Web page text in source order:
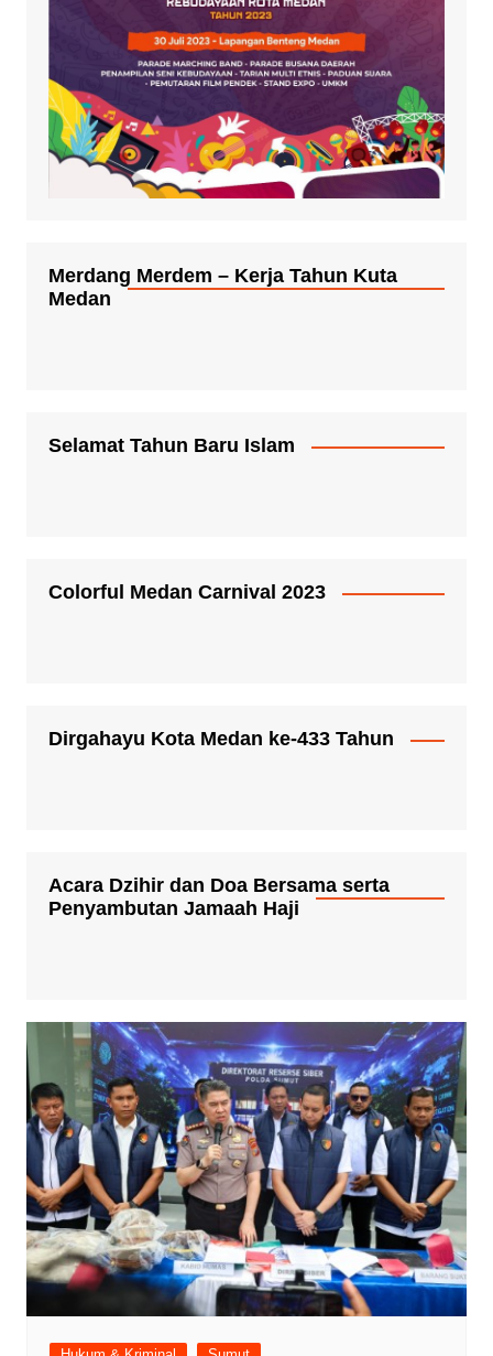
Merdang Merdem – Kerja Tahun Kuta
Medan
Selamat Tahun Baru Islam
Colorful Medan Carnival 2023
Dirgahayu Kota Medan ke-433 Tahun
Acara Dzihir dan Doa Bersama serta
Penyambutan Jamaah Haji